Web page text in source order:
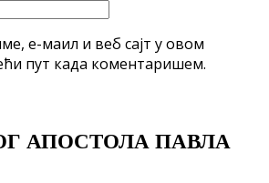
е-маил и веб сајт у овом
пут када коментаришем.
АПОСТОЛА ПАВЛА